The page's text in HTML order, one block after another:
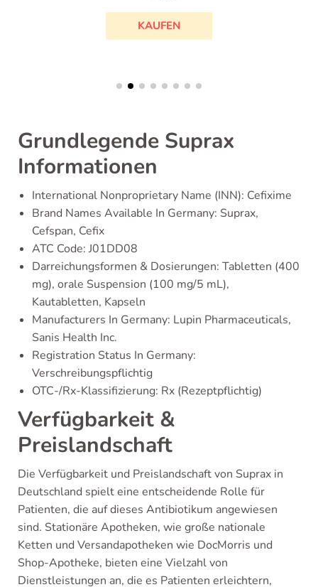
KAUFEN
Grundlegende Suprax
Informationen
International Nonproprietary Name (INN): Cefixime
Brand Names Available In Germany: Suprax,
Cefspan, Cefix
ATC Code: J01DD08
Darreichungsformen & Dosierungen: Tabletten (400
mg), orale Suspension (100 mg/5 mL),
Kautabletten, Kapseln
Manufacturers In Germany: Lupin Pharmaceuticals,
Sanis Health Inc.
Registration Status In Germany:
Verschreibungspflichtig
OTC-/Rx-Klassifizierung: Rx (Rezeptpflichtig)
Verfügbarkeit &
Preislandschaft
Die Verfügbarkeit und Preislandschaft von Suprax in
Deutschland spielt eine entscheidende Rolle für
Patienten, die auf dieses Antibiotikum angewiesen
sind. Stationäre Apotheken, wie große nationale
Ketten und Versandapotheken wie DocMorris und
Shop-Apotheke, bieten eine Vielzahl von
Dienstleistungen an, die es Patienten erleichtern,